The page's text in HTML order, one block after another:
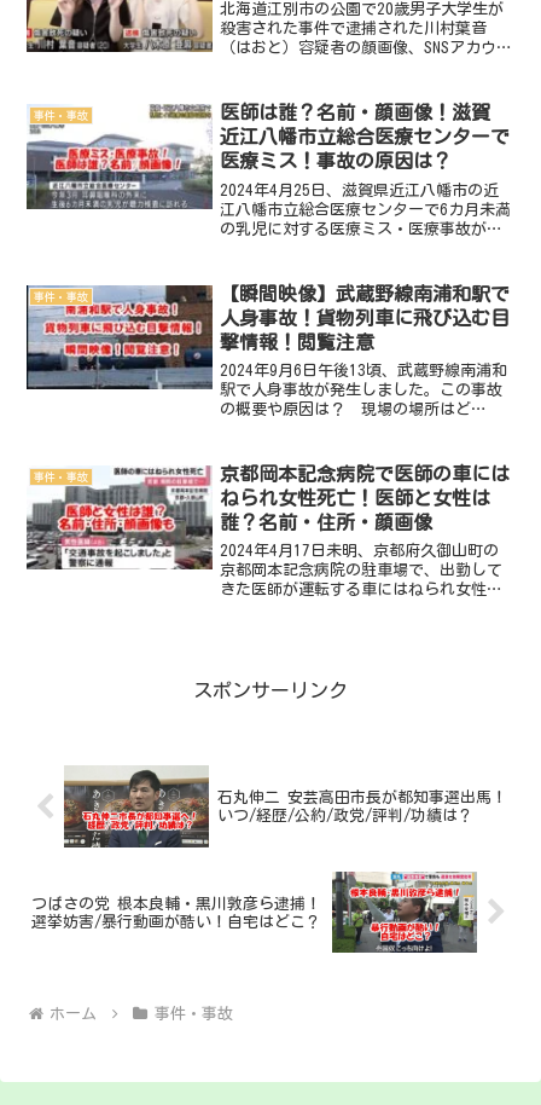
北海道江別市の公園で20歳男子大学生が
殺害された事件で逮捕された川村葉音
（はおと）容疑者の顔画像、SNSアカウン
事件・事故
医師は誰？名前・顔画像！滋賀
近江八幡市立総合医療センターで
医療ミス！事故の原因は？
2024年4月25日、滋賀県近江八幡市の近
江八幡市立総合医療センターで6カ月未満
の乳児に対する医療ミス・医療事故があ
（医療ミス）を起こした医師は誰？名
前・顔画像・住所は...
事件・事故
【瞬間映像】武蔵野線南浦和駅で
人身事故！貨物列車に飛び込む目
撃情報！閲覧注意
2024年9月6日午後13頃、武蔵野線南浦和
駅で人身事故が発生しました。この事故
の概要や原因は？ 現場の場所はど
しました。2024年9月6日 武蔵野線南浦
和駅で人身事故...
事件・事故
京都岡本記念病院で医師の車には
ねられ女性死亡！医師と女性は
誰？名前・住所・顔画像
2024年4月17日未明、京都府久御山町の
京都岡本記念病院の駐車場で、出勤して
きた医師が運転する車にはねられ女性が
スポンサーリンク
石丸伸二 安芸高田市長が都知事選出馬！
いつ/経歴/公約/政党/評判/功績は？
つばさの党 根本良輔・黒川敦彦ら逮捕！
選挙妨害/暴行動画が酷い！自宅はどこ？
ホーム 事件・事故